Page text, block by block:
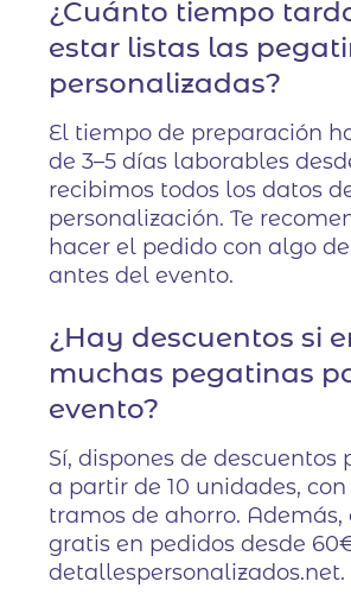
¿Cuánto tiempo
estar listas las
personalizadas?
El tiempo de preparación
de 3–5 días laborables
recibimos todos los datos
personalización. Te
hacer el pedido con algo
antes del evento.
¿Hay descuentos si
muchas pegatinas
evento?
Sí, dispones de descuentos
a partir de 10 unidades,
tramos de ahorro. Además,
gratis en pedidos desde
detallespersonalizados.net.